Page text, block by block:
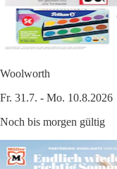
Woolworth
Fr. 31.7. - Mo. 10.8.2026
Noch bis morgen gültig